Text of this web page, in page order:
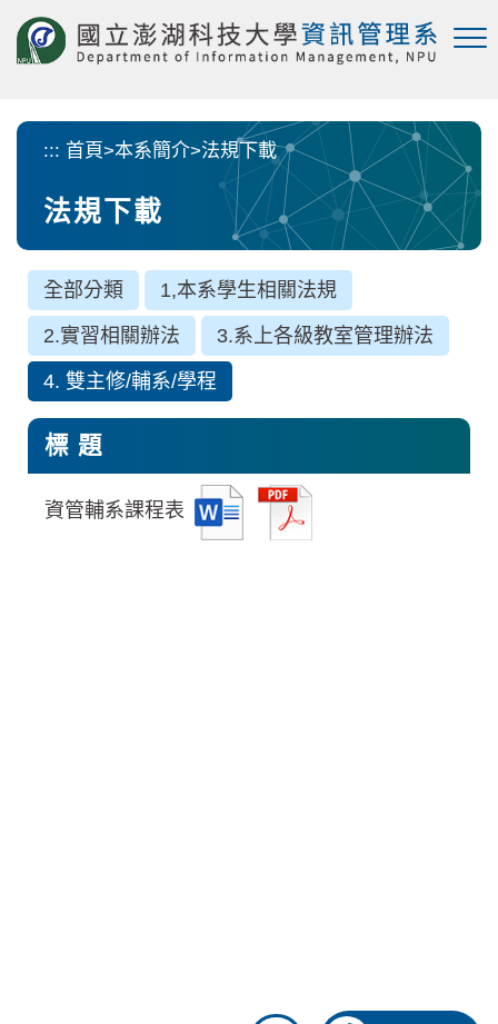
::: 首頁>本系簡介>法規下載
法規下載
全部分類 1,本系學生相關法規
2.實習相關辦法 3.系上各級教室管理辦法
4. 雙主修/輔系/學程
標 題
資管輔系課程表